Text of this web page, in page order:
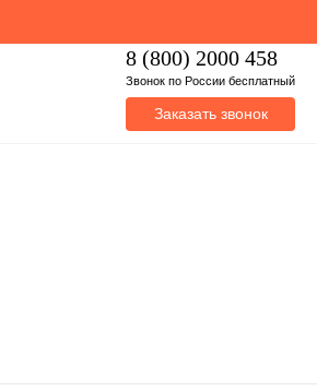
8 (800) 2000 458
Звонок по России бесплатный
Заказать звонок